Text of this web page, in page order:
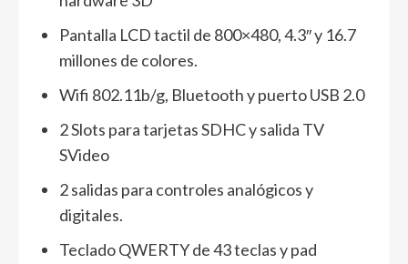
Pantalla LCD tactil de 800×480, 4.3″ y 16.7
millones de colores.
Wifi 802.11b/g, Bluetooth y puerto USB 2.0
2 Slots para tarjetas SDHC y salida TV
SVideo
2 salidas para controles analógicos y
digitales.
Teclado QWERTY de 43 teclas y pad